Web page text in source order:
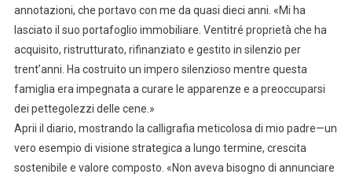
annotazioni, che portavo con me da quasi dieci anni. «Mi ha
lasciato il suo portafoglio immobiliare. Ventitré proprietà che ha
acquisito, ristrutturato, rifinanziato e gestito in silenzio per
trent’anni. Ha costruito un impero silenzioso mentre questa
famiglia era impegnata a curare le apparenze e a preoccuparsi
dei pettegolezzi delle cene.»
Aprii il diario, mostrando la calligrafia meticolosa di mio padre—un
vero esempio di visione strategica a lungo termine, crescita
sostenibile e valore composto. «Non aveva bisogno di annunciare